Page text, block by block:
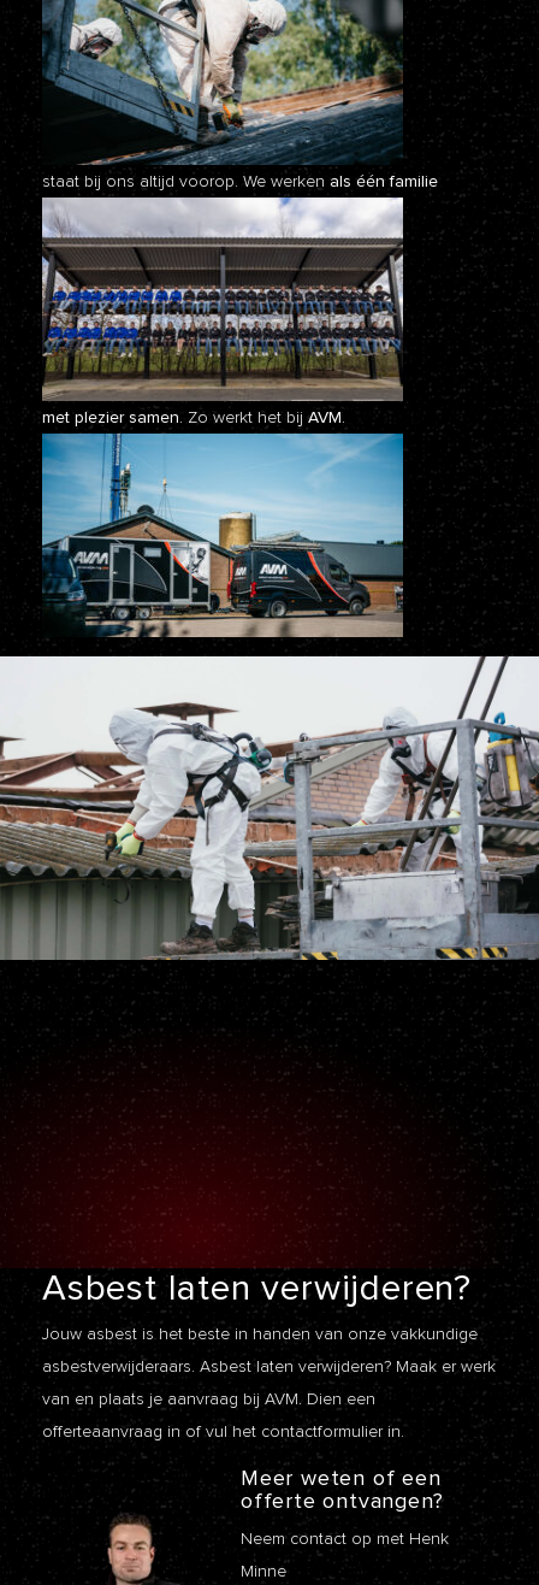
staat bij ons altijd voorop. We werken als één familie
met plezier samen. Zo werkt het bij AVM.
Asbest latenverwijderen?
Jouw asbest is het beste in handen van onze vakkundige
asbestverwijderaars. Asbest laten verwijderen? Maak er werk
van en plaats je aanvraag bij AVM. Dien een
offerteaanvraag in of vul het contactformulier in.
Meer weten of een
offerte ontvangen?
Neem contact op met Henk
Minne